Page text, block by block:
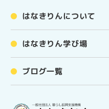
はなきりんについて
はなきりん学び場
ブログ一覧